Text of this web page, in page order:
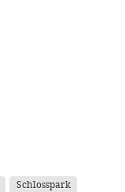
Schlosspark